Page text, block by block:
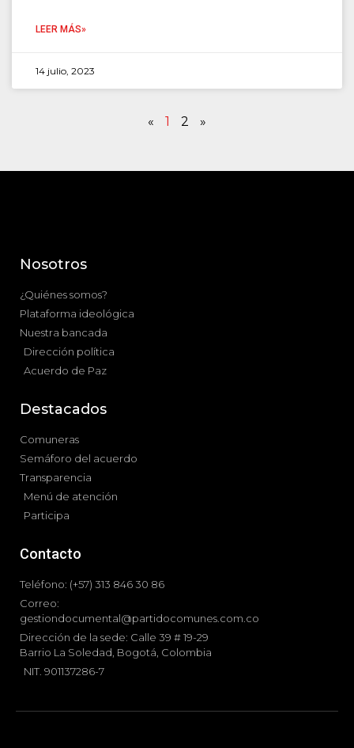
LEER MÁS»
14 julio, 2023
« 1 2 »
Nosotros
¿Quiénes somos?
Plataforma ideológica
Nuestra bancada
Dirección política
Acuerdo de Paz
Destacados
Comuneras
Semáforo del acuerdo
Transparencia
Menú de atención
Participa
Contacto
Teléfono: (+57) 313 846 30 86
Correo:
gestiondocumental@partidocomunes.com.co
Dirección de la sede: Calle 39 # 19-29
Barrio La Soledad, Bogotá, Colombia
NIT. 901137286-7